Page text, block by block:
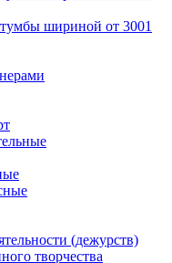
шириной от 3001
(дежурств)
творчества